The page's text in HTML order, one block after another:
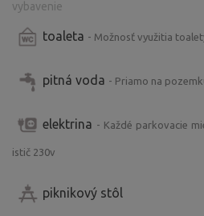
Kaďa Liptovský Ján 35min
Kvačianska dolina a mlyn Oblazy
vybavenie
toaleta - Možnosť využitia
pitná voda - Priamo na
elektrina - Každé parkovacie
istič 230v
piknikový stôl